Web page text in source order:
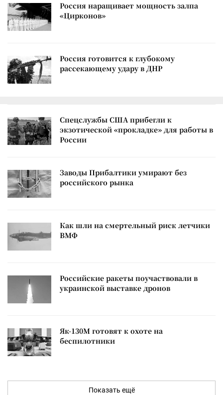
Россия наращивает мощность залпа
«Цирконов»
Россия готовится к глубокому
рассекающему удару в ДНР
Спецслужбы США прибегли к
экзотической «прокладке» для работы в
России
Заводы Прибалтики умирают без
российского рынка
Как шли на смертельный риск летчики
ВМФ
Российские ракеты поучаствовали в
украинской выставке дронов
Як-130М готовят к охоте на
беспилотники
Показать ещё